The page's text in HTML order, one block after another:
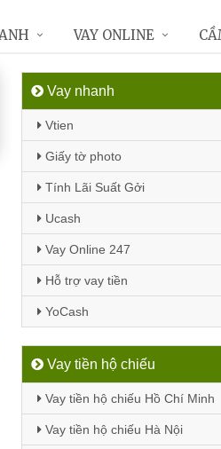
Vay nhanh
Vtien
Giấy tờ photo
Tính Lãi Suất Gởi
Ucash
Vay Online 247
Hỗ trợ vay tiền
YoCash
Vay tiền hộ chiếu
Vay tiền hộ chiếu Hồ Chí Minh
Vay tiền hộ chiếu Hà Nội
VAY ONLINE